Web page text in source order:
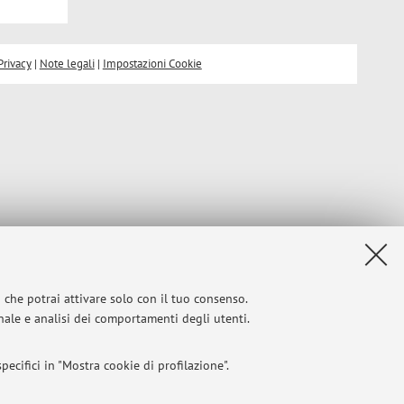
potrai attivare solo con il tuo consenso.
e analisi dei comportamenti degli utenti.
in "Mostra cookie di profilazione".
| Note legali| Impostazioni Cookie